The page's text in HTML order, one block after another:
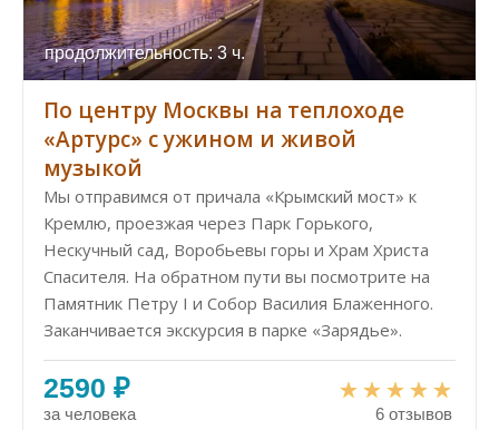
продолжительность: 3 ч.
По центру Москвы на теплоходе
«Артурс» с ужином и живой
музыкой
Мы отправимся от причала «Крымский мост» к
Кремлю, проезжая через Парк Горького,
Нескучный сад, Воробьевы горы и Храм Христа
Спасителя. На обратном пути вы посмотрите на
Памятник Петру I и Собор Василия Блаженного.
Заканчивается экскурсия в парке «Зарядье».
2590 ₽
за человека 6 отзывов